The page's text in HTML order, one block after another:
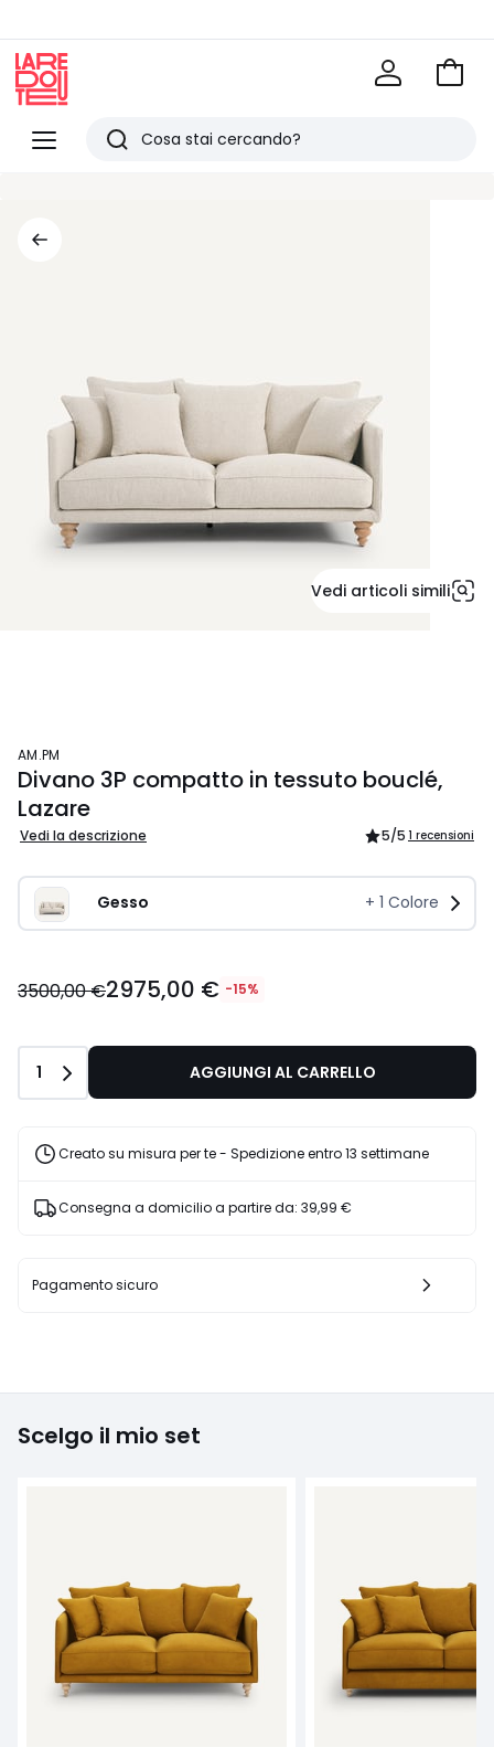
Menu
Redoute
Ricerca
Vai
Vedi articoli simili
AM.PM
Divano 3P compatto in tessuto bouclé,
Lazare
Vedi la descrizione 5/5 1 recensioni
Gesso + 1 Colore
3500,00 €2975,00 € -15%
Quantità
1 AGGIUNGI AL CARRELLO
Creato su misura per te - Spedizione entro 13 settimane
Consegna a domicilio a partire da: 39,99 €
Pagamento sicuro
Scelgo il mio set